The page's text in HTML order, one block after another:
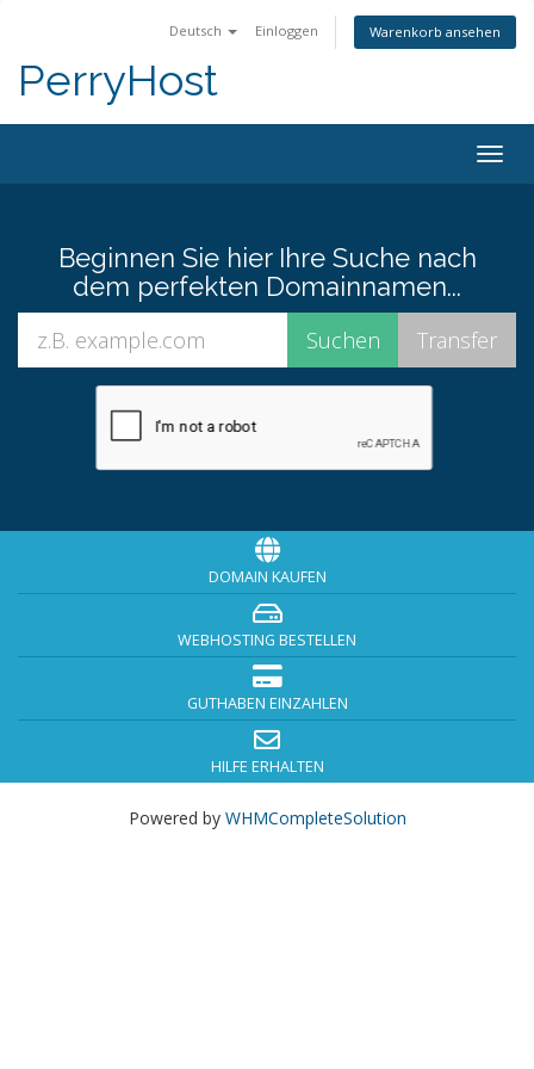
Deutsch Einloggen Warenkorb ansehen
PerryHost
Beginnen Sie hier Ihre Suche nach
dem perfekten Domainnamen...
DOMAIN KAUFEN
WEBHOSTING BESTELLEN
GUTHABEN EINZAHLEN
HILFE ERHALTEN
Powered by WHMCompleteSolution